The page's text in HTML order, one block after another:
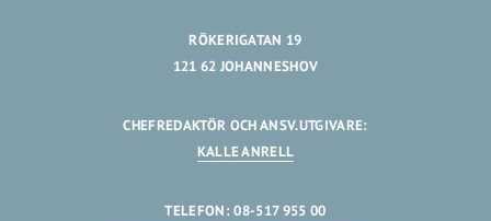
RÖKERIGATAN 19
121 62 JOHANNESHOV
CHEFREDAKTÖR OCH ANSV.UTGIVARE:
KALLE ANRELL
TELEFON: 08-517 955 00